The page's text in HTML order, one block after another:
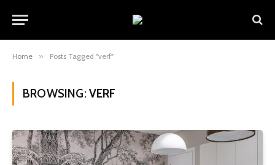
Home » Posts Tagged "verf"
BROWSING:VERF